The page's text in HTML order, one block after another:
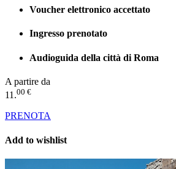
Voucher elettronico accettato
Ingresso prenotato
Audioguida della città di Roma
A partire da
11.00 €
PRENOTA
Add to wishlist